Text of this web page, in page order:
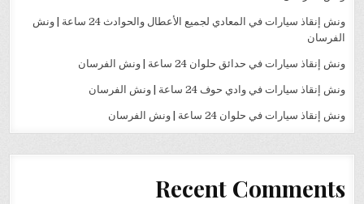
ونش إنقاذ سيارات في المعادي لجميع الأعطال والحوادث 24 ساعة | ونش
الفرسان
ونش إنقاذ سيارات في حدائق حلوان 24 ساعة | ونش الفرسان
ونش إنقاذ سيارات في وادي حوف 24 ساعة | ونش الفرسان
ونش إنقاذ سيارات في حلوان 24 ساعة | ونش الفرسان
Recent Comments